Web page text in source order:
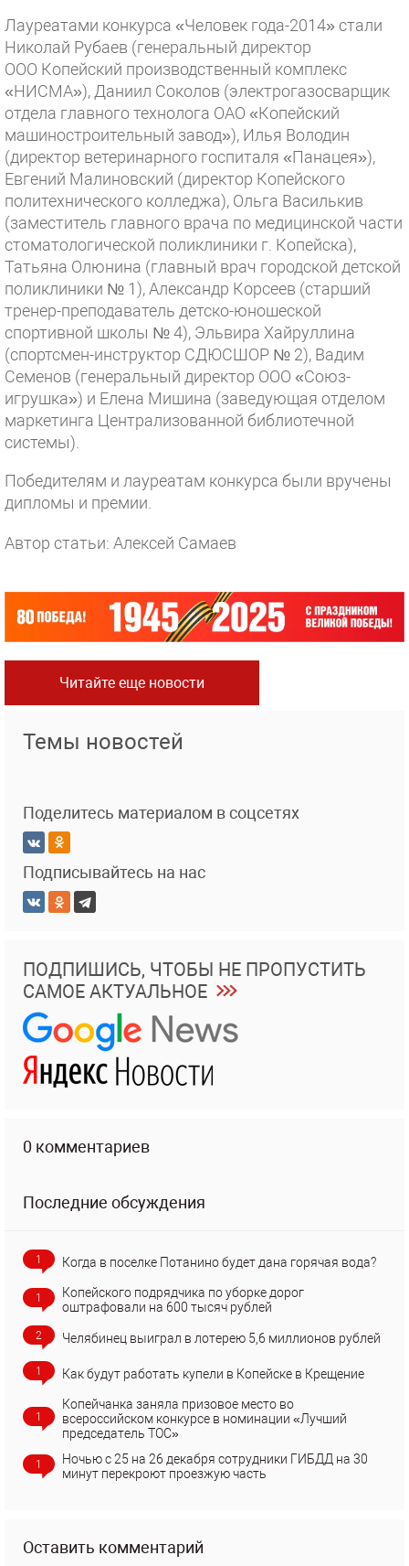
Лауреатами конкурса «Человек года-2014» стали
Николай Рубаев (генеральный директор
ООО Копейский производственный комплекс
«НИСМА»), Даниил Соколов (электрогазосварщик
отдела главного технолога ОАО «Копейский
машиностроительный завод»), Илья Володин
(директор ветеринарного госпиталя «Панацея»),
Евгений Малиновский (директор Копейского
политехнического колледжа), Ольга Василькив
(заместитель главного врача по медицинской части
стоматологической поликлиники г. Копейска),
Татьяна Олюнина (главный врач городской детской
поликлиники № 1), Александр Корсеев (старший
тренер-преподаватель детско-юношеской
спортивной школы № 4), Эльвира Хайруллина
(спортсмен-инструктор СДЮСШОР № 2), Вадим
Семенов (генеральный директор ООО «Союз-
игрушка») и Елена Мишина (заведующая отделом
маркетинга Централизованной библиотечной
системы).
Победителям и лауреатам конкурса были вручены
дипломы и премии.
Автор статьи: Алексей Самаев
Читайте еще новости
Темы новостей
Поделитесь материалом в соцсетях
Подписывайтесь на нас
ПОДПИШИСЬ, ЧТОБЫ НЕ ПРОПУСТИТЬ
САМОЕ АКТУАЛЬНОЕ
0 комментариев
Последние обсуждения
1 Когда в поселке Потанино будет дана горячая вода?
1
Копейского подрядчика по уборке дорог
оштрафовали на 600 тысяч рублей
2 Челябинец выиграл в лотерею 5,6 миллионов рублей
1 Как будут работать купели в Копейске в Крещение
1
Копейчанка заняла призовое место во
всероссийском конкурсе в номинации «Лучший
председатель ТОС»
1
Ночью с 25 на 26 декабря сотрудники ГИБДД на 30
минут перекроют проезжую часть
Оставить комментарий